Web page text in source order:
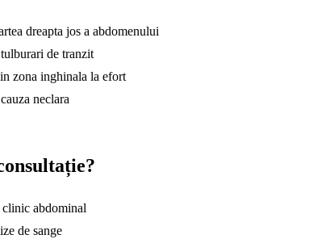
dreapta jos a abdomenului
de tranzit
zona inghinala la efort
neclara
clinic abdominal
de sange